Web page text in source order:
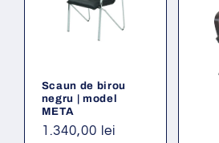
Scaun de birou
negru | model
META
Preț
1.340,00 lei